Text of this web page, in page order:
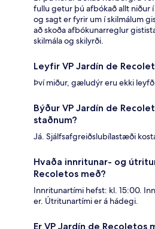
fullu getur þú afbókað allt niður
og sagt er fyrir um í skilmálum
að skoða afbókunarreglur
skilmála og skilyrði.
Leyfir VP Jardín de
Því miður, gæludýr eru ekki
Býður VP Jardín de
staðnum?
Já. Sjálfsafgreiðslubílastæði
Hvaða innritunar- og
Recoletos með?
Innritunartími hefst: kl. 15:00.
er. Útritunartími er á hádegi.
Er VP Jardín de Recoletos